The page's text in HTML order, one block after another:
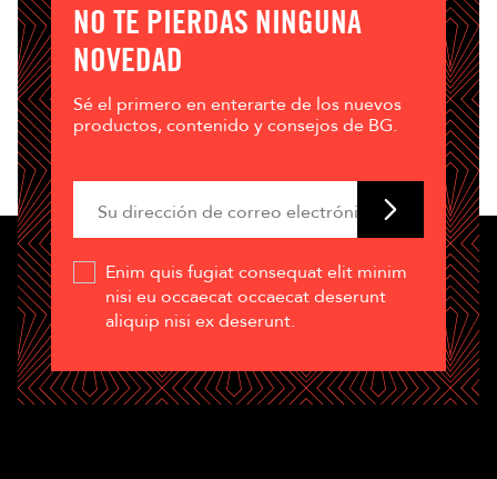
NO TE PIERDAS NINGUNA
NOVEDAD
Sé el primero en enterarte de los nuevos
productos, contenido y consejos de BG.
Enim quis fugiat consequat elit minim
nisi eu occaecat occaecat deserunt
aliquip nisi ex deserunt.